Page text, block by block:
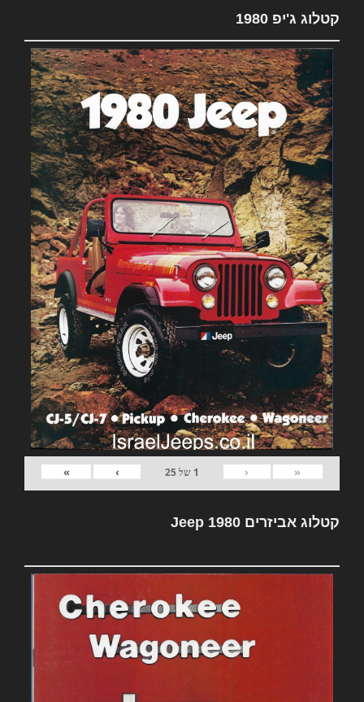
קטלוג ג'יפ 1980
«
‹
1 של25
›
»
קטלוג אביזרים Jeep 1980